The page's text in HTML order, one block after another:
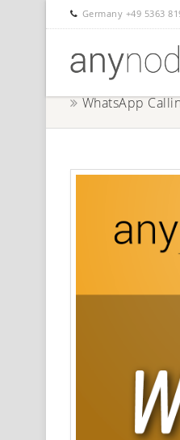
Germany +49 5363
WhatsApp